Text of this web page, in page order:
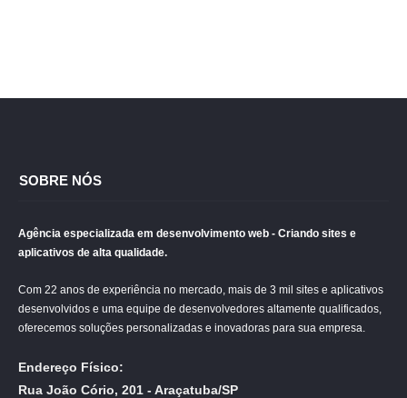
SOBRE NÓS
Agência especializada em desenvolvimento web - Criando sites e
aplicativos de alta qualidade.
Com 22 anos de experiência no mercado, mais de 3 mil sites e aplicativos
desenvolvidos e uma equipe de desenvolvedores altamente qualificados,
oferecemos soluções personalizadas e inovadoras para sua empresa.
Endereço Físico:
Rua João Cório, 201 - Araçatuba/SP